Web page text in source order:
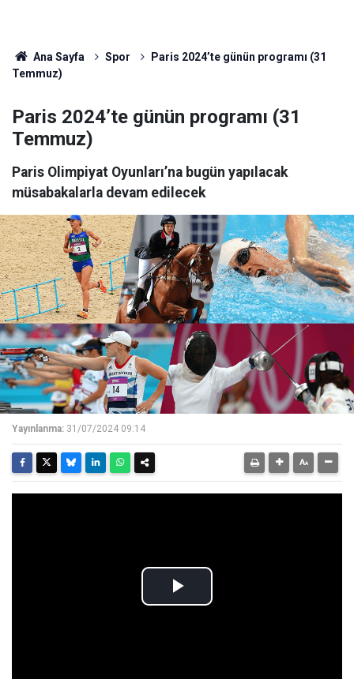
Ana Sayfa Spor
Paris 2024’te günün programı (31
Temmuz)
Paris 2024’te günün programı (31
Temmuz)
Paris Olimpiyat Oyunları’na bugün yapılacak
müsabakalarla devam edilecek
Yayınlanma: 31/07/2024 09:14